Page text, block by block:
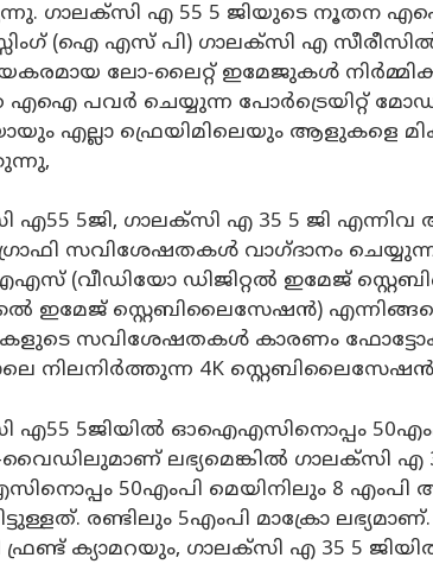
ഗാലക്‌സി എ 55 5 ജിയുടെ നൂതന
(ഐ എസ് പി) ഗാലക്‌സി എ സീരീസിൽ
ലോ-ലൈറ്റ് ഇമേജുകൾ
എഐ പവർ ചെയ്യുന്ന പോർട്രെയിറ്റ്
എല്ലാ ഫ്രെയിമിലെയും ആളുകളെ
എ55 5ജി, ഗാലക്‌സി എ 35 5 ജി
സവിശേഷതകൾ വാഗ്ദാനം
(വീഡിയോ ഡിജിറ്റൽ ഇമേജ്
ഇമേജ് സ്റ്റെബിലൈസേഷൻ)
സവിശേഷതകൾ കാരണം
നിലനിർത്തുന്ന 4K സ്റ്റെബിലൈസേഷൻ
എ55 5ജിയിൽ ഓഐഎസിനൊപ്പം
ലഭ്യമെങ്കിൽ ഗാലക്‌സി എ
50എംപി മെയിനിലും 8
രണ്ടിലും 5എംപി മാക്രോ
ഫ്രണ്ട് ക്യാമറയും, ഗാലക്‌സി എ 35 5